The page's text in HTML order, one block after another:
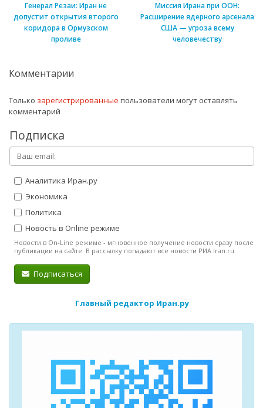
Генерал Резаи: Иран не
допустит открытия второго
коридора в Ормузском
проливе
Миссия Ирана при ООН:
Расширение ядерного арсенала
США — угроза всему
человечеству
Комментарии
Только зарегистрированные пользователи могут оставлять
комментарий
Подписка
Аналитика Иран.ру
Экономика
Политика
Новость в Online режиме
Новости в On-Line режиме - мгновенное получение новости сразу после
публикации на сайте. В рассылку попадают все новости РИА Iran.ru.
Подписаться
Главный редактор Иран.ру